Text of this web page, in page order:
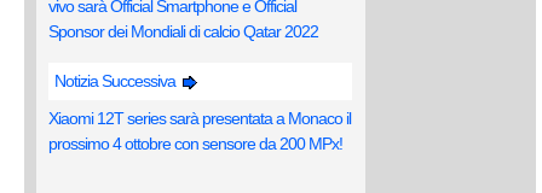
vivo sarà Official Smartphone e Official
Sponsor dei Mondiali di calcio Qatar 2022
Notizia Successiva
Xiaomi 12T series sarà presentata a Monaco il
prossimo 4 ottobre con sensore da 200 MPx!